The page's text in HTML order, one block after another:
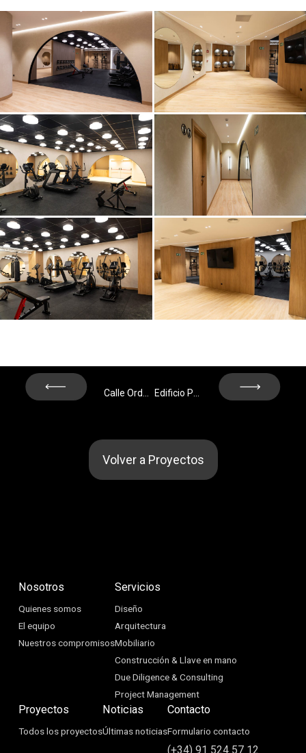
Prev
Next
Volver a Proyectos
Nosotros
Quienes somos
El equipo
Nuestros compromisos
Servicios
Diseño
Arquitectura
Mobiliario
Construcción & Llave en mano
Due Diligence & Consulting
Project Management
Proyectos
Todos los proyectos
Noticias
Últimas noticias
Contacto
Formulario contacto
(+34) 91 524 57 12